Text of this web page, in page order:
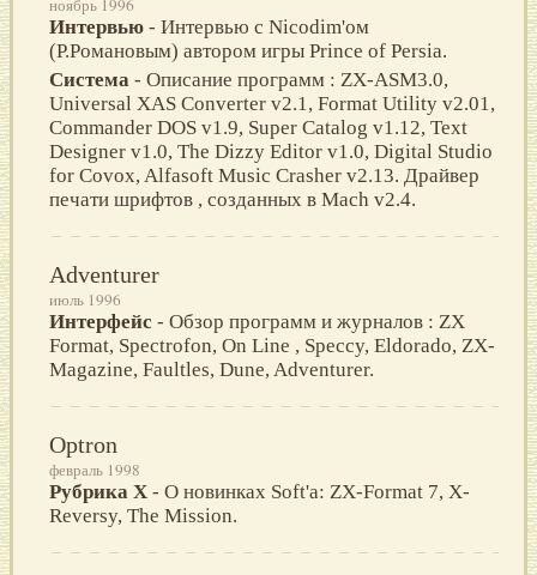
ноябрь 1996
Интервью - Интервью с Nicodim'ом
(Р.Романовым) автором игры Prince of Persia.
Система - Описание программ : ZX-ASM3.0,
Universal XAS Converter v2.1, Format Utility v2.01,
Commander DOS v1.9, Super Catalog v1.12, Text
Designer v1.0, The Dizzy Editor v1.0, Digital Studio
for Covox, Alfasoft Music Crasher v2.13. Драйвер
печати шрифтов , созданных в Mach v2.4.
Adventurer
июль 1996
Интерфейс - Обзор программ и журналов : ZX
Format, Spectrofon, On Line , Speccy, Eldorado, ZX-
Magazine, Faultles, Dune, Adventurer.
Optron
февраль 1998
Рубрика X - О новинках Soft'а: ZX-Format 7, X-
Reversy, The Mission.